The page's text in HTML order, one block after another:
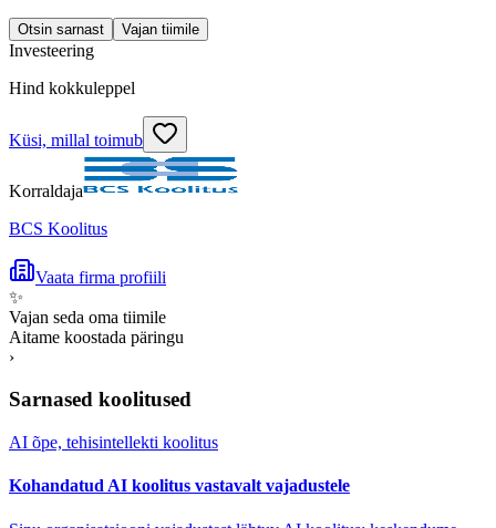
Otsin sarnast Vajan tiimile
Investeering
Hind kokkuleppel
Küsi, millal toimub
Korraldaja
BCS Koolitus
Vaata firma profiili
✨
Vajan seda oma tiimile
Aitame koostada päringu
›
Sarnased koolitused
AI õpe, tehisintellekti koolitus
Kohandatud AI koolitus vastavalt vajadustele